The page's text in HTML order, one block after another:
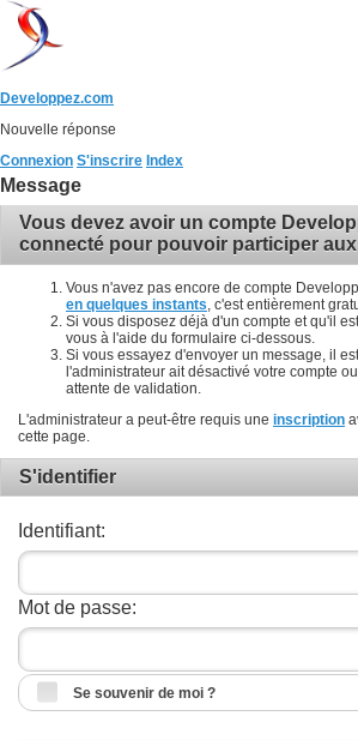
Developpez.com
Nouvelle réponse
Connexion S'inscrire Index
Message
Vous devez avoir un compte
connecté pour pouvoir participer
Vous n'avez pas encore de compte
en quelques instants , c'est entièrement
Si vous disposez déjà d'un compte et qu'il
vous à l'aide du formulaire ci-dessous.
Si vous essayez d'envoyer un message, il
l'administrateur ait désactivé votre compte
attente de validation.
L'administrateur a peut-être requis une inscription
cette page.
S'identifier
Identifiant:
Mot de passe:
Se souvenir de moi ?